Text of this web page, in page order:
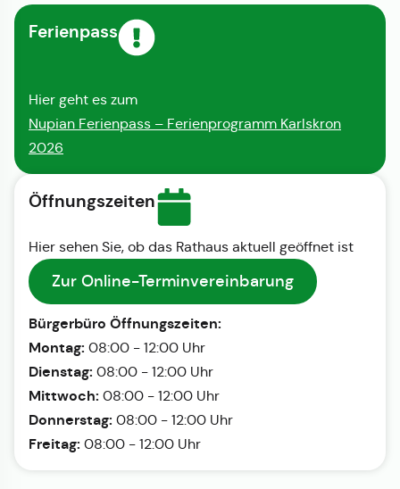
Ferienpass
Hier geht es zum
Nupian Ferienpass – Ferienprogramm Karlskron
2026
Öffnungszeiten
Hier sehen Sie, ob das Rathaus aktuell geöffnet ist
Zur Online-Terminvereinbarung
Bürgerbüro Öffnungszeiten:
Montag: 08:00 - 12:00 Uhr
Dienstag: 08:00 - 12:00 Uhr
Mittwoch: 08:00 - 12:00 Uhr
Donnerstag: 08:00 - 12:00 Uhr
Freitag: 08:00 - 12:00 Uhr